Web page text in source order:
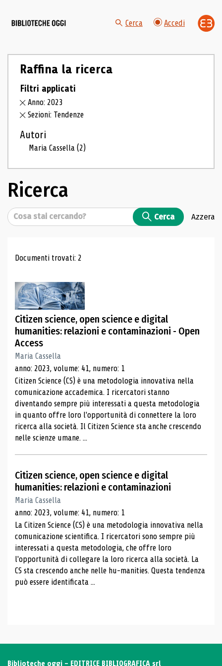
Cerca Accedi
Raffina la ricerca
Filtri applicati
Anno: 2023
Sezioni: Tendenze
Autori
Maria Cassella(2)
Ricerca
Cerca Cerca Azzera
Risultati di ricerca
Documenti trovati: 2
Citizen science, open science e digital
humanities: relazioni e contaminazioni - Open
Access
Maria Cassella
anno: 2023, volume: 41, numero: 1
Citizen Science (CS) è una metodologia innovativa nella
comunicazione accademica. I ricercatori stanno
diventando sempre più interessati a questa metodologia
in quanto offre loro l'opportunità di connettere la loro
ricerca alla società. Il Citizen Science sta anche crescendo
nelle scienze umane. ...
Citizen science, open science e digital
humanities: relazioni e contaminazioni
Maria Cassella
anno: 2023, volume: 41, numero: 1
La Citizen Science (CS) è una metodologia innovativa nella
comunicazione scientifica. I ricercatori sono sempre più
interessati a questa metodologia, che offre loro
l'opportunità di collegare la loro ricerca alla società. La
CS sta crescendo anche nelle hu-manities. Questa tendenza
può essere identificata ...
Biblioteche oggi - EDITRICE BIBLIOGRAFICA srl